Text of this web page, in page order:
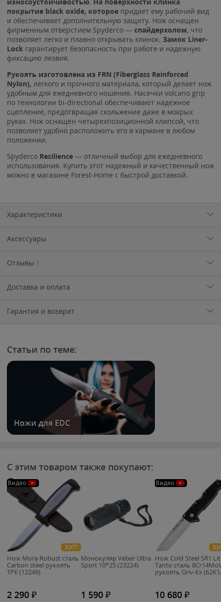
покрытие black oxide, которое придает ему рабочий вид
и обеспечивает дополнительную защиту. Нож оснащен
фирменным отверстием Spyderco — спайдерхолом, что
позволяет легко и плавно открывать клинок. Замок Liner-
Lock гарантирует безопасность при работе и надежную
фиксацию лезвия.
Рукоять изготовлена из FRN (Fiberglass Reinforced
Nylon), легкого и прочного материала, который делает нож
удобным для ежедневного ношения. Насечки volcano grip
по технологии bi-directional обеспечивают надежное
сцепление, предотвращая скольжение даже в мокрых
руках. Нож оснащен четырехпозиционной клипсой, что
позволяет удобно расположить его в кармане в любом
положении.
Spyderco Resilience — отличный выбор для ежедневного
использования. Купить этот надежный и качественный нож
можно в магазине Forest-Home с быстрой доставкой.
Характеристики
Аксессуары
Отзывы 1
Доставка и оплата
Гарантия и возврат
Статьи по теме:
Ножи для EDC
С этим товаром также покупают:
Видео
ХИТ!
Нож Mora Robust сталь
Carbon steel рукоять
TPE (12249)
2 290 ₽
Монокуляр Veber Ultra
Sport 10*25 (23224)
1 590 ₽
Видео
Нож Cold Steel SR1
Tanto сталь
рукоять Griv-Ex
10 680 ₽